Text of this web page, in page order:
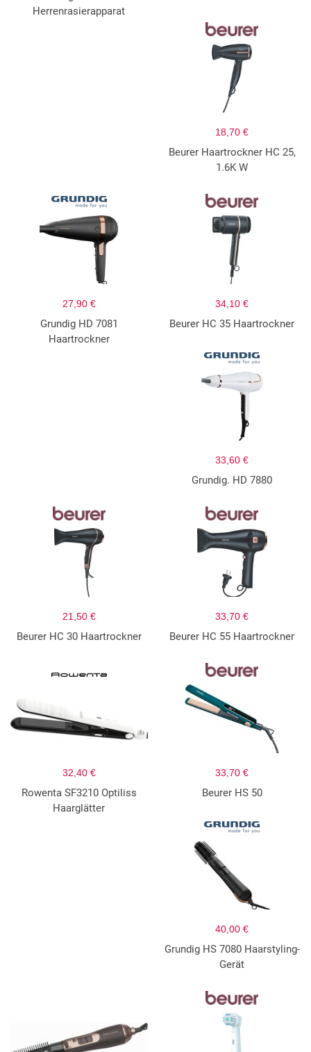
Herrenrasierapparat
18,70 €
Beurer Haartrockner HC 25,
1.6K W
27,90 €
Grundig HD 7081
Haartrockner
34,10 €
Beurer HC 35 Haartrockner
33,60 €
Grundig. HD 7880
21,50 €
Beurer HC 30 Haartrockner
33,70 €
Beurer HC 55 Haartrockner
32,40 €
Rowenta SF3210 Optiliss
Haarglätter
33,70 €
Beurer HS 50
40,00 €
Grundig HS 7080 Haarstyling-
Gerät